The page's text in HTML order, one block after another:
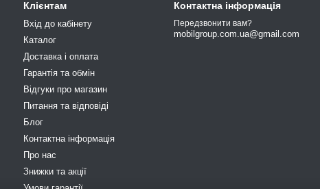
Клієнтам
Вхід до кабінету
Каталог
Доставка і оплата
Гарантія та обмін
Відгуки про магазин
Питання та відповіді
Блог
Контактна інформація
Про нас
Знижки та акції
Умови гарантії
Контактна інформація
Передзвонити вам?
mobilgroup.com.ua@gmail.com